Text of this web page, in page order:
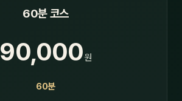
60분 코스
90,000원
60분